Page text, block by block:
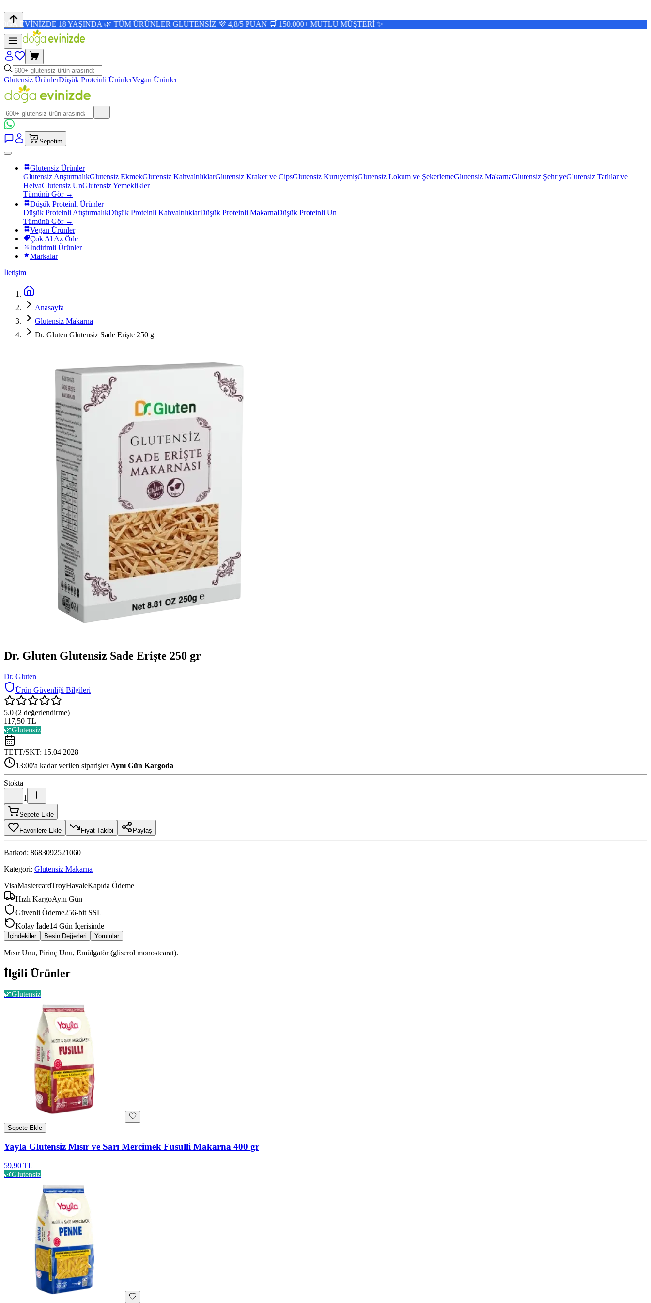
18 YAŞINDA 🌿 TÜM ÜRÜNLER GLUTENSİZ 💜 4,8/5 PUAN 🛒 150.000+ MUTLU MÜŞTERİ ✨
Glutensiz ÜrünlerDüşük Proteinli ÜrünlerVegan Ürünler
Sepetim
Glutensiz Ürünler
Glutensiz AtıştırmalıkGlutensiz EkmekGlutensiz KahvaltılıklarGlutensiz Kraker ve CipsGlutensiz KuruyemişGlutensiz Lokum ve ŞekerlemeGlutensiz MakarnaGlutensiz ŞehriyeGlutensiz Tatlılar ve
HelvaGlutensiz UnGlutensiz Yemeklikler
Tümünü Gör →
Düşük Proteinli Ürünler
Düşük Proteinli AtıştırmalıkDüşük Proteinli KahvaltılıklarDüşük Proteinli MakarnaDüşük Proteinli Un
Tümünü Gör →
Vegan Ürünler
Çok Al Az Öde
İndirimli Ürünler
Markalar
İletişim
Anasayfa
Glutensiz Makarna
Dr. Gluten Glutensiz Sade Erişte 250 gr
Dr. Gluten Glutensiz Sade Erişte 250 gr
Dr. Gluten
Ürün Güvenliği Bilgileri
5.0 (2 değerlendirme)
117,50 TL
🌿Glutensiz
TETT/SKT: 15.04.2028
13:00'a kadar verilen siparişler Aynı Gün Kargoda
Stokta
1
Sepete Ekle
Favorilere Ekle Fiyat Takibi Paylaş
Barkod: 8683092521060
Kategori: Glutensiz Makarna
VisaMastercardTroyHavaleKapıda Ödeme
Hızlı KargoAynı Gün
Güvenli Ödeme256-bit SSL
Kolay İade14 Gün İçerisinde
İçindekiler Besin Değerleri Yorumlar
Mısır Unu, Pirinç Unu, Emülgatör (gliserol monostearat).
İlgili Ürünler
🌿Glutensiz
Sepete Ekle
Yayla Glutensiz Mısır ve Sarı Mercimek Fusulli Makarna 400 gr
59,90 TL
🌿Glutensiz